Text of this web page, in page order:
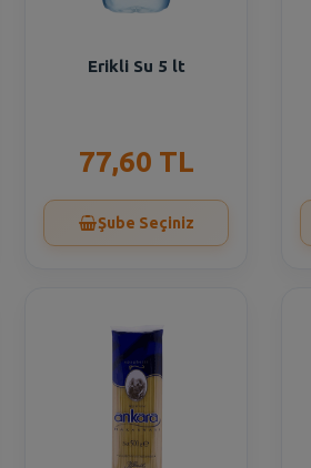
Erikli Su 5 lt
77,60 TL
Şube Seçiniz